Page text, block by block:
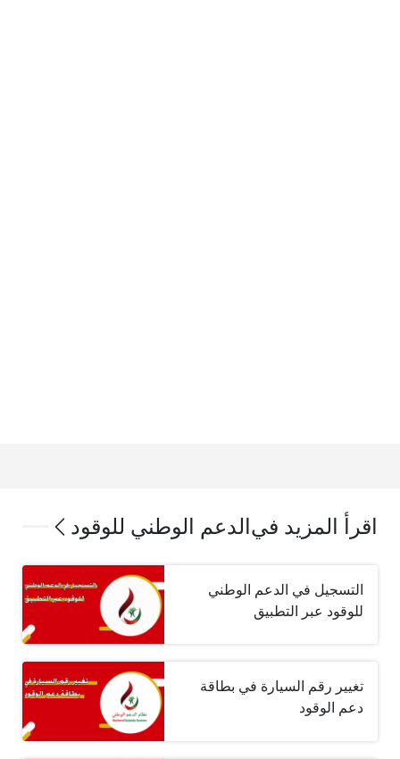
اقرأ المزيد في الدعم الوطني للوقود
التسجيل في الدعم الوطني
للوقود عبر التطبيق
تغيير رقم السيارة في بطاقة
دعم الوقود